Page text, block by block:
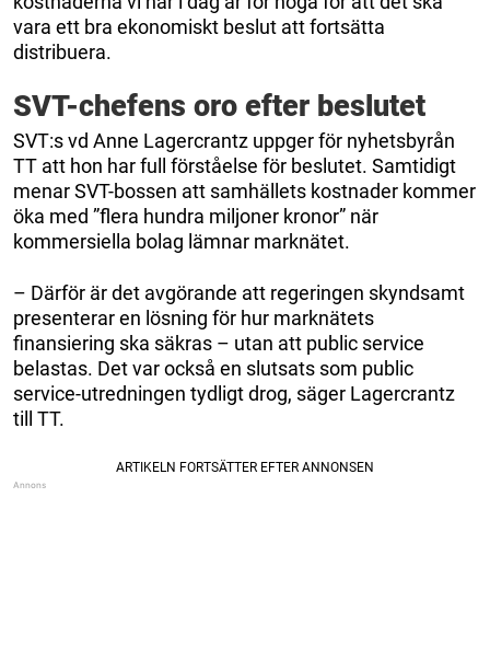
vara ett bra ekonomiskt beslut att fortsätta
distribuera.
SVT-chefens oro efter beslutet
SVT:s vd Anne Lagercrantz uppger för nyhetsbyrån
TT att hon har full förståelse för beslutet. Samtidigt
menar SVT-bossen att samhällets kostnader kommer
öka med ”flera hundra miljoner kronor” när
kommersiella bolag lämnar marknätet.
– Därför är det avgörande att regeringen skyndsamt
presenterar en lösning för hur marknätets
finansiering ska säkras – utan att public service
belastas. Det var också en slutsats som public
service-utredningen tydligt drog, säger Lagercrantz
till TT.